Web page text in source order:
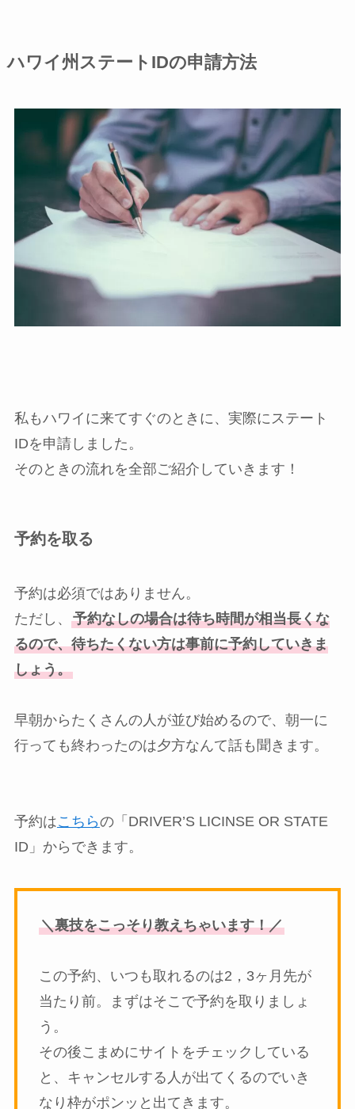
ハワイ州ステートIDの申請方法
私もハワイに来てすぐのときに、実際にステート
IDを申請しました。
そのときの流れを全部ご紹介していきます！
予約を取る
予約は必須ではありません。
ただし、 予約なしの場合は待ち時間が相当長くな
るので、待ちたくない方は事前に予約していきま
しょう。
早朝からたくさんの人が並び始めるので、朝一に
行っても終わったのは夕方なんて話も聞きます。
予約はこちらの「DRIVER’S LICINSE OR STATE
ID」からできます。
＼裏技をこっそり教えちゃいます！／
この予約、いつも取れるのは2，3ヶ月先が
当たり前。まずはそこで予約を取りましょ
う。
その後こまめにサイトをチェックしている
と、キャンセルする人が出てくるのでいき
なり枠がポンッと出てきます。